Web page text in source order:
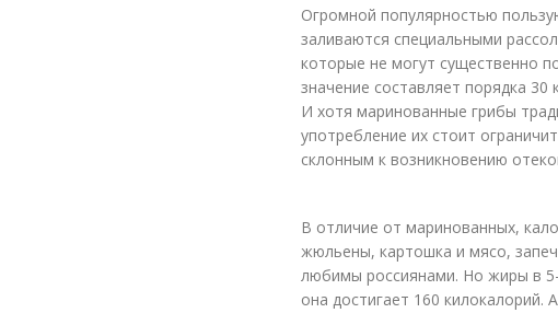
Огромной популярностью
заливаются специальными
которые не могут существенно
значение составляет порядка
И хотя маринованные грибы
употребление их стоит
склонным к возникновению
В отличие от маринованных,
жюльены, картошка и мясо,
любимы россиянами. Но жиры в
она достигает 160